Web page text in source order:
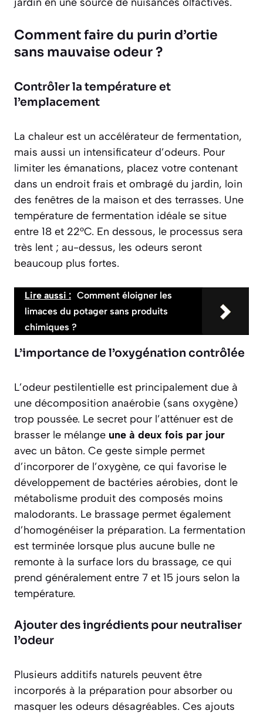
Comment faire du purin d’ortie
sans mauvaise odeur ?
Contrôler la température et
l’emplacement
La chaleur est un accélérateur de fermentation,
mais aussi un intensificateur d’odeurs. Pour
limiter les émanations, placez votre contenant
dans un endroit frais et ombragé du jardin, loin
des fenêtres de la maison et des terrasses. Une
température de fermentation idéale se situe
entre 18 et 22°C. En dessous, le processus sera
très lent ; au-dessus, les odeurs seront
beaucoup plus fortes.
Lire aussi : Comment éloigner les
limaces du potager sans produits
chimiques ?
L’importance de l’oxygénation contrôlée
L’odeur pestilentielle est principalement due à
une décomposition anaérobie (sans oxygène)
trop poussée. Le secret pour l’atténuer est de
brasser le mélange une à deux fois par jour
avec un bâton. Ce geste simple permet
d’incorporer de l’oxygène, ce qui favorise le
développement de bactéries aérobies, dont le
métabolisme produit des composés moins
malodorants. Le brassage permet également
d’homogénéiser la préparation. La fermentation
est terminée lorsque plus aucune bulle ne
remonte à la surface lors du brassage, ce qui
prend généralement entre 7 et 15 jours selon la
température.
Ajouter des ingrédients pour neutraliser
l’odeur
Plusieurs additifs naturels peuvent être
incorporés à la préparation pour absorber ou
masquer les odeurs désagréables. Ces ajouts